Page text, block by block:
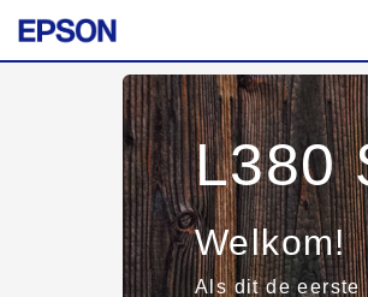
L380
Welkom!
Als dit de eerste